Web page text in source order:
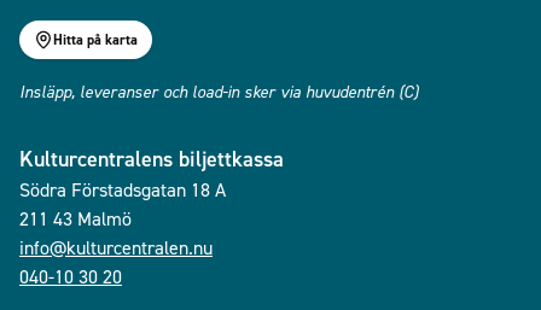
Hitta på karta
Insläpp, leveranser och load-in sker via huvudentrén (C)
Kulturcentralens biljettkassa
Södra Förstadsgatan 18 A
211 43 Malmö
info@kulturcentralen.nu
040-10 30 20